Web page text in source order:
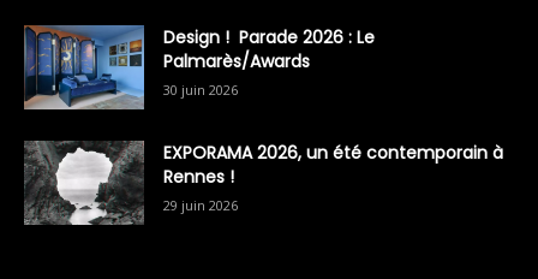
Design ! Parade 2026 : Le
Palmarès/Awards
30 juin 2026
EXPORAMA 2026, un été contemporain à
Rennes !
29 juin 2026